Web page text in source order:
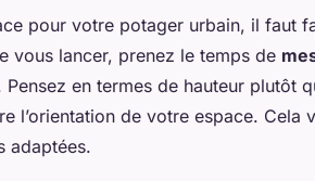
pour votre potager urbain, il faut
vous lancer, prenez le temps de
en termes de hauteur plutôt
l’orientation de votre espace. Cela
adaptées.